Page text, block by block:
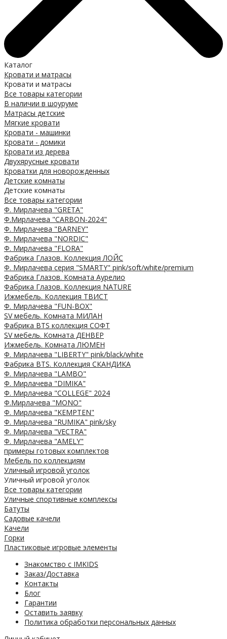
Каталог
Кровати и матрасы
Кровати и матрасы
Все товары категории
В наличии в шоуруме
Матрасы детские
Мягкие кровати
Кровати - машинки
Кровати - домики
Кровати из дерева
Двухярусные кровати
Кроватки для новорожденных
Детские комнаты
Детские комнаты
Все товары категории
Ф. Мирлачева "GRETA"
Ф.Мирлачева "CARBON-2024"
Ф. Мирлачева "BARNEY"
Ф. Мирлачева "NORDIC"
Ф. Мирлачева "FLORA"
Фабрика Глазов. Коллекция ЛОЙС
Ф. Мирлачева серия "SMARTY" pink/soft/white/premium
Фабрика Глазов. Комната Аурелио
Фабрика Глазов. Коллекция NATURE
Ижмебель. Коллекция ТВИСТ
Ф. Мирлачева "FUN-BOX"
SV мебель. Комната МИЛАН
Фабрика BTS коллекция СОФТ
SV мебель. Комната ДЕНВЕР
Ижмебель. Комната ЛЮМЕН
Ф. Мирлачева "LIBERTY" pink/black/white
Фабрика BTS. Коллекция СКАНДИКА
Ф. Мирлачева "LAMBO"
Ф. Мирлачева "DIMIKA"
Ф. Мирлачева "COLLEGE" 2024
Ф.Мирлачева "MONO"
Ф. Мирлачева "KEMPTEN"
Ф. Мирлачева "RUMIKA" pink/sky
Ф. Мирлачева "VECTRA"
Ф. Мирлачева "AMELY"
примеры готовых комплектов
Мебель по коллекциям
Уличный игровой уголок
Уличный игровой уголок
Все товары категории
Уличные спортивные комплексы
Батуты
Садовые качели
Качели
Горки
Пластиковые игровые элементы
Знакомство с IMKIDS
Заказ/Доставка
Контакты
Блог
Гарантии
Оставить заявку
Политика обработки персональных данных